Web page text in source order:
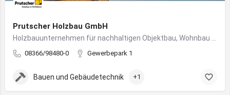
Prutscher Holzbau GmbH
08366/98480-0 Gewerbepark 1
Bauen und Gebäudetechnik +1